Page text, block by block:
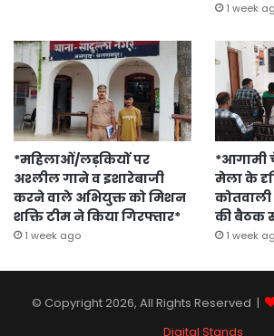
1 week
*महिलाओं/लड़कियों पर
अश्लील गाने व इशारेबाजी
करने वाले अभियुक्त को मिशन
शक्ति टीम ने किया गिरफ्तार*
1 week ago
*आगामी
मेला के
की बैठक
1 week
© Copyright 2026, All Rights Reserved |
Digital Stands